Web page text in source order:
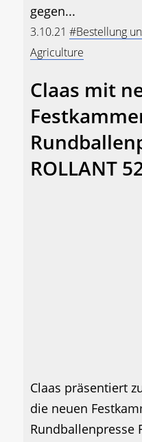
gegen...
3.10.21 #Bestellung
Agriculture
Claas mit
ROLLANT
Claas präsentiert
die neuen
Rundballenpresse